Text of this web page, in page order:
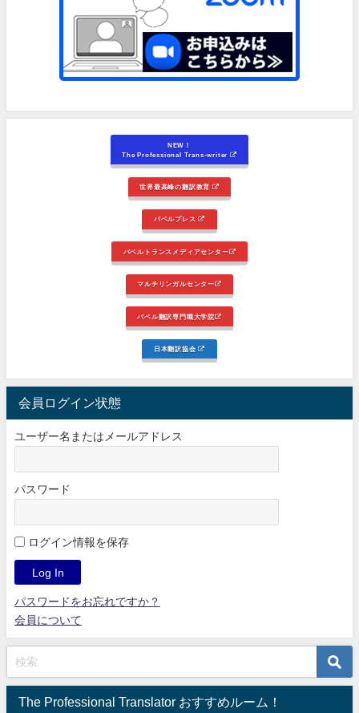
NEW！
The Professional Trans-writer
世界最高峰の翻訳教育
バベルプレス
バベルトランスメディアセンター
マルチリンガルセンター
バベル翻訳専門職大学院
日本翻訳協会
会員ログイン状態
ユーザー名またはメールアドレス
パスワード
ログイン情報を保存
パスワードをお忘れですか？
会員について
The Professional Translator おすすめルーム！